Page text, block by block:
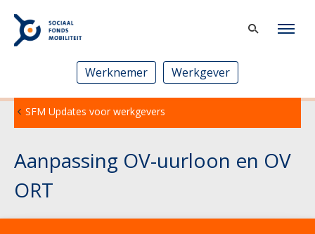
Werknemer Werkgever
SFM Updates voor werkgevers
Aanpassing OV-uurloon en OV
ORT